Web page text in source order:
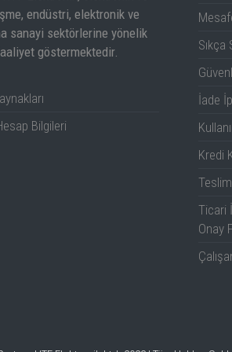
compression point @ 500 MHz:
compression point @ 1 GHz:
50MHz, Pout=30dBm:
200MHz, Pout=30dBm:
endüstri, elektronik ve
sanayi sektörlerine yönelik
göstermektedir.
Bilgileri
İade
Kredi
Ticari
Onay